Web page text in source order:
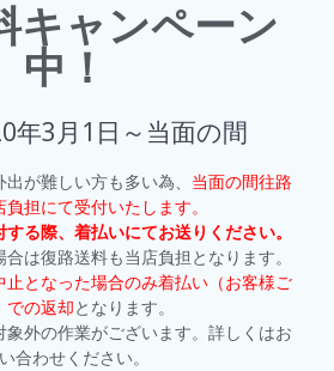
キャンペーン
中！
年3月1日～当面の間
が難しい方も多い為、 当面の間往路
担にて受付いたします。
る際、着払いにてお送りください。
は復路送料も当店負担となります。
止となった場合のみ着払い（お客様ご
での返却となります。
外の作業がございます。詳しくはお
合わせください。